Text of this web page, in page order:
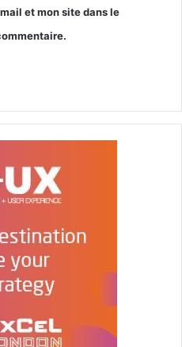
et mon site dans le